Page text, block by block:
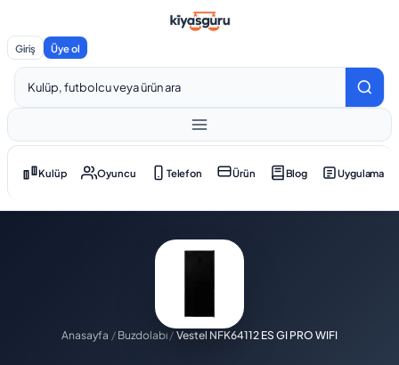
Giriş Üye ol
Kulüp Oyuncu Telefon Ürün Blog Uygulama
Anasayfa / Buzdolabı / Vestel NFK64112 ES GI PRO WIFI